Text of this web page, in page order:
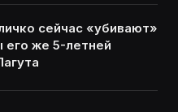
сейчас «убивают»
его же 5-летней